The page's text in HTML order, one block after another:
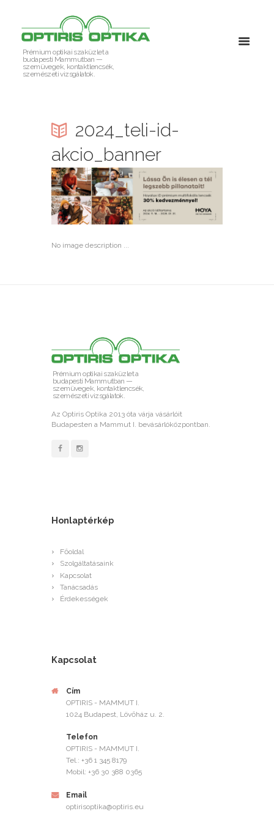
Prémium optikai szaküzlet a
budapesti Mammutban —
szemüvegek, kontaktlencsék,
szemészeti vizsgálatok.
2024_teli-id-
akcio_banner
No image description ...
Prémium optikai szaküzlet a
budapesti Mammutban —
szemüvegek, kontaktlencsék,
szemészeti vizsgálatok.
Az Optiris Optika 2013 óta várja vásárlóit
Budapesten a Mammut I. bevásárlóközpontban.
Honlaptérkép
Főoldal
Szolgáltatásaink
Kapcsolat
Tanácsadás
Érdekességek
Kapcsolat
Cím
OPTIRIS - MAMMUT I.
1024 Budapest, Lövőház u. 2.
Telefon
OPTIRIS - MAMMUT I.
Tel.: +36 1 345 8179
Mobil: +36 30 388 0365
Email
optirisoptika@optiris.eu